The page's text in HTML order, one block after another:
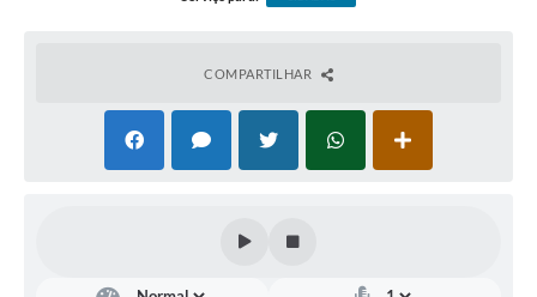
Arquivos para Download
COMPARTILHAR